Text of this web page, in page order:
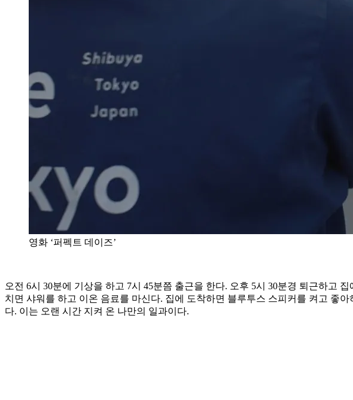
영화 ‘퍼펙트 데이즈’
오전 6시 30분에 기상을 하고 7시 45분쯤 출근을 한다. 오후 5시 30분경 퇴근하고
치면 샤워를 하고 이온 음료를 마신다. 집에 도착하면 블루투스 스피커를 켜고 좋
다. 이는 오랜 시간 지켜 온 나만의 일과이다.